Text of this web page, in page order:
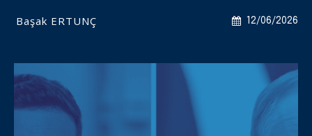
12/06/2026
Başak ERTUNÇ